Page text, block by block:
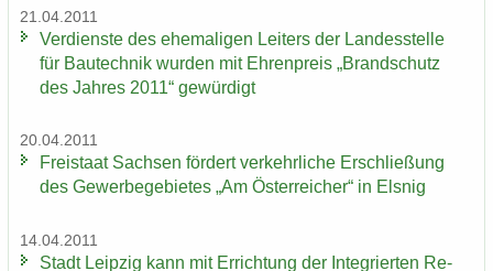
21.04.2011
Ver­diens­te des ehe­ma­li­gen Lei­ters der Lan­des­stel­le
für Bau­tech­nik wur­den mit Eh­ren­preis „Brand­schutz
des Jah­res 2011“ ge­wür­digt
20.04.2011
Frei­staat Sach­sen för­dert ver­kehr­li­che Er­schlie­ßung
des Ge­wer­be­ge­bie­tes „Am Ös­ter­rei­cher“ in Els­nig
14.04.2011
Stadt Leip­zig kann mit Er­rich­tung der In­te­grier­ten Re­